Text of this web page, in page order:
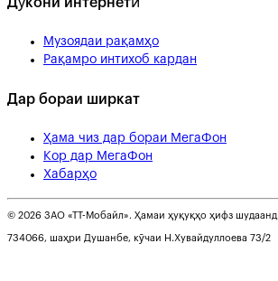
Музоядаи рақамҳо
Рақамро интихоб кардан
Дар бораи ширкат
Ҳама чиз дар бораи МегаФон
Кор дар МегаФон
Хабарҳо
© 2026 ЗАО «ТТ-Мобайл». Ҳамаи ҳуқуқҳо ҳифз шудаанд
734066, шаҳри Душанбе, кӯчаи Н.Хувайдуллоева 73/2